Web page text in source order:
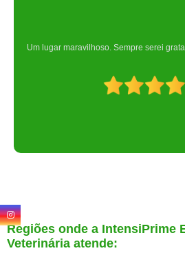
Um lugar maravilhoso. Sempre serei
Regiões onde a IntensiPrime
Veterinária atende: